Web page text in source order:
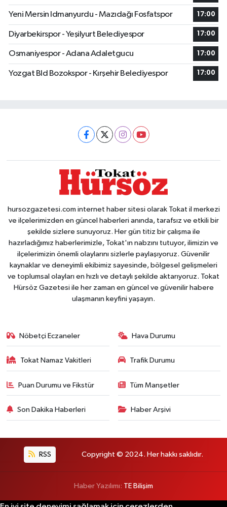
Yeni Mersin Idmanyurdu - Mazıdağı Fosfatspor 17:00
Diyarbekirspor - Yeşilyurt Belediyespor 17:00
Osmaniyespor - Adana Adaletgucu 17:00
Yozgat Bld Bozokspor - Kırşehir Belediyespor 17:00
hursozgazetesi.com internet haber sitesi olarak Tokat il merkezi
ve ilçelerimizden en güncel haberleri anında, tarafsız ve etkili bir
şekilde sizlere sunuyoruz. Her gün titiz bir çalışma ile
hazırladığımız haberlerimizle, Tokat'ın nabzını tutuyor, ilimizin ve
ilçelerimizin önemli olaylarını sizlerle paylaşıyoruz. Güvenilir
kaynaklar ve deneyimli ekibimiz sayesinde, bölgesel gelişmeleri
ve toplumsal olayları en hızlı ve detaylı şekilde aktarıyoruz. Tokat
Hürsöz Gazetesi ile her zaman en güncel ve güvenilir habere
ulaşmanın keyfini yaşayın.
Nöbetçi Eczaneler Hava Durumu
Tokat Namaz Vakitleri Trafik Durumu
Puan Durumu ve Fikstür Tüm Manşetler
Son Dakika Haberleri Haber Arşivi
RSS Copyright © 2024. Her hakkı saklıdır.
Haber Yazılımı: TE Bilişim